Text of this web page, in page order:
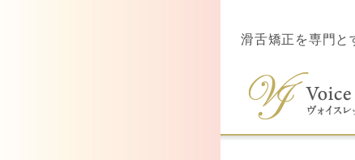
滑舌矯正を専門と